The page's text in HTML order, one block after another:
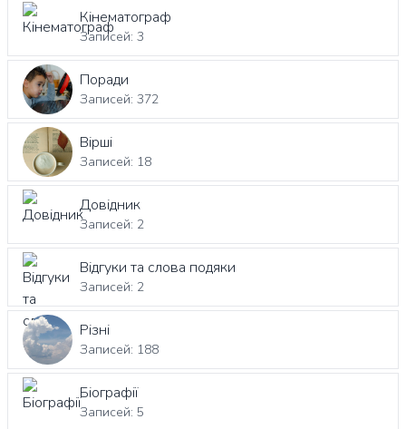
Кінематограф
Записей: 3
Поради
Записей: 372
Вірші
Записей: 18
Довідник
Записей: 2
Відгуки та слова подяки
Записей: 2
Різні
Записей: 188
Біографії
Записей: 5